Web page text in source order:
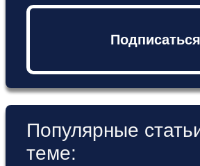
Подписаться
Популярные
теме: